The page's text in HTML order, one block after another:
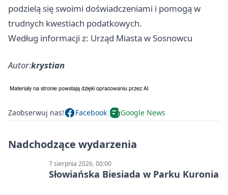
podzielą się swoimi doświadczeniami i pomogą w
trudnych kwestiach podatkowych.
Według informacji z: Urząd Miasta w Sosnowcu
Autor:krystian
Zaobserwuj nas! Facebook Google News
Nadchodzące wydarzenia
7 sierpnia 2026, 00:00
Słowiańska Biesiada w Parku Kuronia